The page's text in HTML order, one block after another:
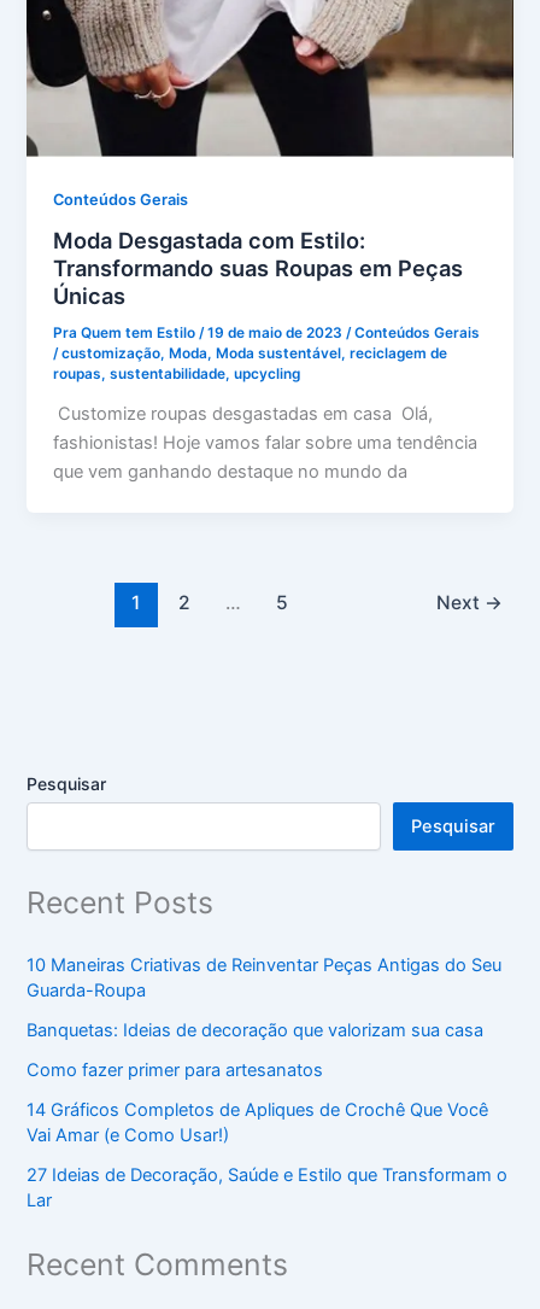
Conteúdos Gerais
Moda Desgastada com Estilo:
Transformando suas Roupas em Peças
Únicas
Pra Quem tem Estilo/19 de maio de 2023/Conteúdos Gerais
/customização, Moda, Moda sustentável,reciclagem de
roupas,sustentabilidade,upcycling
Customize roupas desgastadas em casa Olá,
fashionistas! Hoje vamos falar sobre uma tendência
que vem ganhando destaque no mundo da
1 2 … 5 Next →
Pesquisar
Pesquisar
Recent Posts
10 Maneiras Criativas de Reinventar Peças Antigas do Seu
Guarda-Roupa
Banquetas: Ideias de decoração que valorizam sua casa
Como fazer primer para artesanatos
14 Gráficos Completos de Apliques de Crochê Que Você
Vai Amar (e Como Usar!)
27 Ideias de Decoração, Saúde e Estilo que Transformam o
Lar
Recent Comments